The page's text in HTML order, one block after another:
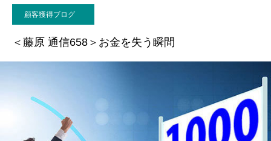
顧客獲得ブログ
＜藤原 通信658＞お金を失う瞬間